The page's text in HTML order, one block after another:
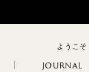
ようこそ
JOURNAL